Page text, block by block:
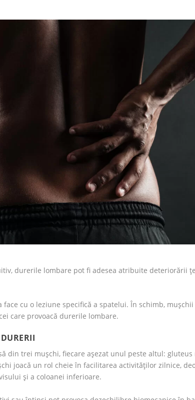
durerile lombare pot fi adesea atribuite deteriorării
face cu o leziune specifică a spatelui. În schimb,
care provoacă durerile lombare.
din trei mușchi, fiecare aşezat unul peste altul:
joacă un rol cheie în facilitarea activităților zilnice,
și a coloanei inferioare.